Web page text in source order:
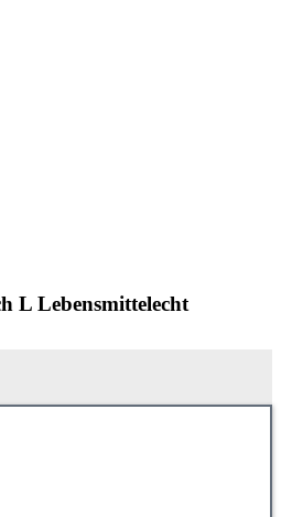
L Lebensmittelecht